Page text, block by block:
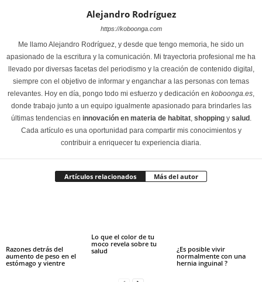
Alejandro Rodríguez
https://koboonga.com
Me llamo Alejandro Rodríguez, y desde que tengo memoria, he sido un
apasionado de la escritura y la comunicación. Mi trayectoria profesional me ha
llevado por diversas facetas del periodismo y la creación de contenido digital,
siempre con el objetivo de informar y enganchar a las personas con temas
relevantes. Hoy en día, pongo todo mi esfuerzo y dedicación en koboonga.es,
donde trabajo junto a un equipo igualmente apasionado para brindarles las
últimas tendencias en innovación en materia de habitat, shoppingy salud .
Cada artículo es una oportunidad para compartir mis conocimientos y
contribuir a enriquecer tu experiencia diaria.
Artículos relacionados Más del autor
Razones detrás del
aumento de peso en el
estómago y vientre
Lo que el color de tu
moco revela sobre tu
salud
¿Es posible vivir
normalmente con una
hernia inguinal ?